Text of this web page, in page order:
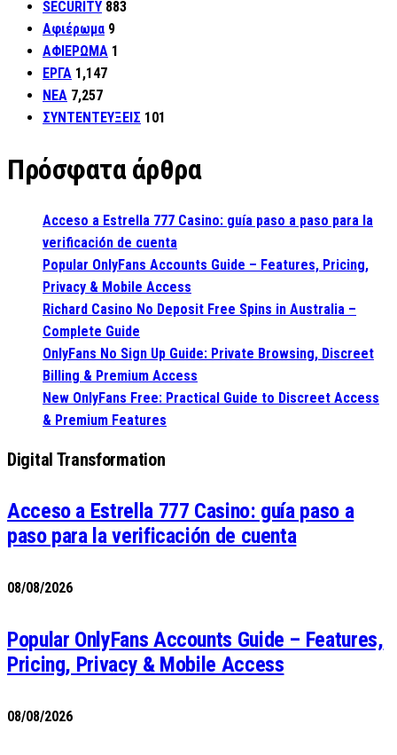
SECURITY 883
Αφιέρωμα 9
ΑΦΙΕΡΩΜΑ 1
ΕΡΓΑ 1,147
ΝΕΑ 7,257
ΣΥΝΤΕΝΤΕΥΞΕΙΣ 101
Πρόσφατα άρθρα
Acceso a Estrella 777 Casino: guía paso a paso para la
verificación de cuenta
Popular OnlyFans Accounts Guide – Features, Pricing,
Privacy & Mobile Access
Richard Casino No Deposit Free Spins in Australia –
Complete Guide
OnlyFans No Sign Up Guide: Private Browsing, Discreet
Billing & Premium Access
New OnlyFans Free: Practical Guide to Discreet Access
& Premium Features
Digital Transformation
Acceso a Estrella 777 Casino: guía paso a
paso para la verificación de cuenta
08/08/2026
Popular OnlyFans Accounts Guide – Features,
Pricing, Privacy & Mobile Access
08/08/2026